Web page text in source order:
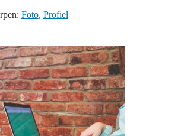
Foto, Profiel